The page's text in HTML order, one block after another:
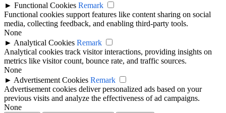
► Functional Cookies Remark
Functional cookies support features like content sharing on social
media, collecting feedback, and enabling third-party tools.
None
► Analytical Cookies Remark
Analytical cookies track visitor interactions, providing insights on
metrics like visitor count, bounce rate, and traffic sources.
None
► Advertisement Cookies Remark
Advertisement cookies deliver personalized ads based on your
previous visits and analyze the effectiveness of ad campaigns.
None